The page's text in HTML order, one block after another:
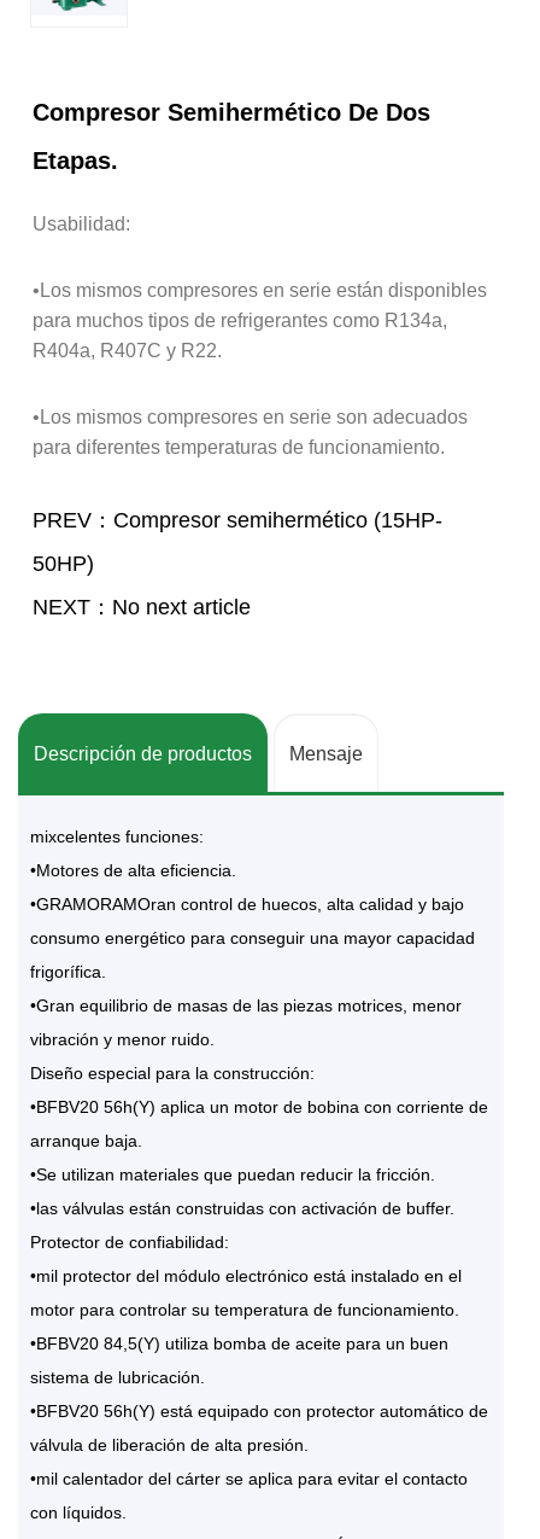
Compresor Semihermético De Dos
Etapas.
Usabilidad:
•Los mismos compresores en serie están disponibles
para muchos tipos de refrigerantes como R134a,
R404a, R407C y R22.
•Los mismos compresores en serie son adecuados
para diferentes temperaturas de funcionamiento.
PREV：Compresor semihermético (15HP-
50HP)
NEXT：No next article
Descripción de productos Mensaje
mixcelentes funciones:
•Motores de alta eficiencia.
•GRAMORAMOran control de huecos, alta calidad y bajo
consumo energético para conseguir una mayor capacidad
frigorífica.
•Gran equilibrio de masas de las piezas motrices, menor
vibración y menor ruido.
Diseño especial para la construcción:
•BFBV20 56h(Y) aplica un motor de bobina con corriente de
arranque baja.
•Se utilizan materiales que puedan reducir la fricción.
•las válvulas están construidas con activación de buffer.
Protector de confiabilidad:
•mil protector del módulo electrónico está instalado en el
motor para controlar su temperatura de funcionamiento.
•BFBV20 84,5(Y) utiliza bomba de aceite para un buen
sistema de lubricación.
•BFBV20 56h(Y) está equipado con protector automático de
válvula de liberación de alta presión.
•mil calentador del cárter se aplica para evitar el contacto
con líquidos.